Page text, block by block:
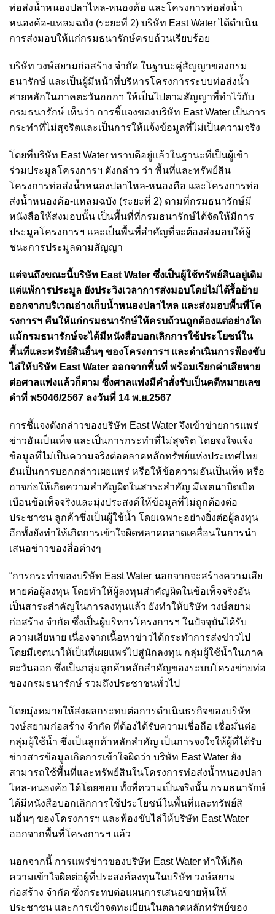
ท่อส่งน้ำหนองปลาไหล-หนองค้อ และโครงการท่อส่งน้ำ
หนองค้อ-แหลมฉบัง (ระยะที่ 2) บริษัท East Water ได้ดำเนิน
การส่งมอบให้แก่กรมธนารักษ์ครบถ้วนเรียบร้อย
บริษัท วงษ์สยามก่อสร้าง จำกัด ในฐานะคู่สัญญาของกรม
ธนารักษ์ และเป็นผู้มีหน้าที่บริหารโครงการระบบท่อส่งน้ำ
สายหลักในภาคตะวันออกฯ ให้เป็นไปตามสัญญาที่ทำไว้กับ
กรมธนารักษ์ เห็นว่า การชี้แจงของบริษัท East Water เป็นการ
กระทำที่ไม่สุจริตและเป็นการให้แจ้งข้อมูลที่ไม่เป็นความจริง
โดยที่บริษัท East Water ทราบดีอยู่แล้วในฐานะที่เป็นผู้เข้า
ร่วมประมูลโครงการฯ ดังกล่าว ว่า พื้นที่และทรัพย์สิน
โครงการท่อส่งน้ำหนองปลาไหล-หนองคือ และโครงการท่อ
ส่งน้ำหนองค้อ-แหลมฉบัง (ระยะที่ 2) ตามที่กรมธนารักษ์มี
หนังสือให้ส่งมอบนั้น เป็นพื้นที่ที่กรมธนารักษ์ได้จัดให้มีการ
ประมูลโครงการฯ และเป็นพื้นที่สำคัญที่จะต้องส่งมอบให้ผู้
ชนะการประมูลตามสัญญา
แต่จนถึงขณะนี้บริษัท East Water ซึ่งเป็นผู้ใช้ทรัพย์สินอยู่เดิม
แต่แพ้การประมูล ยังประวิงเวลาการส่งมอบโดยไม่ได้รื้อย้าย
ออกจากบริเวณอ่างเก็บน้ำหนองปลาไหล และส่งมอบพื้นที่โค
รงการฯ คืนให้แก่กรมธนารักษ์ให้ครบถ้วนถูกต้องแต่อย่างใด
แม้กรมธนารักษ์จะได้มีหนังสือบอกเลิกการใช้ประโยชน์ใน
พื้นที่และทรัพย์สินอื่นๆ ของโครงการฯ และดำเนินการฟ้องขับ
ไล่ให้บริษัท East Water ออกจากพื้นที่ พร้อมเรียกค่าเสียหาย
ต่อศาลแพ่งแล้วก็ตาม ซึ่งศาลแพ่งมีคำสั่งรับเป็นคดีหมายเลข
ดำที่ พ5046/2567 ลงวันที่ 14 พ.ย.2567
การชี้แจงดังกล่าวของบริษัท East Water จึงเข้าข่ายการแพร่
ข่าวอันเป็นเท็จ และเป็นการกระทำที่ไม่สุจริต โดยจงใจแจ้ง
ข้อมูลที่ไม่เป็นความจริงต่อตลาดหลักทรัพย์แห่งประเทศไทย
อันเป็นการบอกกล่าวเผยแพร่ หรือให้ข้อความอันเป็นเท็จ หรือ
อาจก่อให้เกิดความสำคัญผิดในสาระสำคัญ มีเจตนาบิดเบิด
เบือนข้อเท็จจริงและมุ่งประสงค์ให้ข้อมูลที่ไม่ถูกต้องต่อ
ประชาชน ลูกค้าซึ่งเป็นผู้ใช้น้ำ โดยเฉพาะอย่างยิ่งต่อผู้ลงทุน
อีกทั้งยังทำให้เกิดการเข้าใจผิดพลาดคลาดเคลื่อนในการนำ
เสนอข่าวของสื่อต่างๆ
“การกระทำของบริษัท East Water นอกจากจะสร้างความเสีย
หายต่อผู้ลงทุน โดยทำให้ผู้ลงทุนสำคัญผิดในข้อเท็จจริงอัน
เป็นสาระสำคัญในการลงทุนแล้ว ยังทำให้บริษัท วงษ์สยาม
ก่อสร้าง จำกัด ซึ่งเป็นผู้บริหารโครงการฯ ในปัจจุบันได้รับ
ความเสียหาย เนื่องจากเนื้อหาข่าวได้กระทำการส่งข่าวไป
โดยมีเจตนาให้เป็นที่เผยแพร่ไปสู่นักลงทุน กลุ่มผู้ใช้น้ำในภาค
ตะวันออก ซึ่งเป็นกลุ่มลูกค้าหลักสำคัญของระบบโครงข่ายท่อ
ของกรมธนารักษ์ รวมถึงประชาชนทั่วไป
โดยมุ่งหมายให้ส่งผลกระทบต่อการดำเนินธรกิจของบริษัท
วงษ์สยามก่อสร้าง จำกัด ที่ต้องได้รับความเชื่อถือ เชื่อมั่นต่อ
กลุ่มผู้ใช้น้ำ ซึ่งเป็นลูกค้าหลักสำคัญ เป็นการจงใจให้ผู้ที่ได้รับ
ข่าวสารข้อมูลเกิดการเข้าใจผิดว่า บริษัท East Water ยัง
สามารถใช้พื้นที่และทรัพย์สินในโครงการท่อส่งน้ำหนองปลา
ไหล-หนองค้อ ได้โดยชอบ ทั้งที่ความเป็นจริงนั้น กรมธนารักษ์
ได้มีหนังสือบอกเลิกการใช้ประโยชน์ในพื้นที่และทรัพย์สิ
นอื่นๆ ของโครงการฯ และฟ้องขับไล่ให้บริษัท East Water
ออกจากพื้นที่โครงการฯ แล้ว
นอกจากนี้ การแพร่ข่าวของบริษัท East Water ทำให้เกิด
ความเข้าใจผิดต่อผู้ที่ประสงค์ลงทุนในบริษัท วงษ์สยาม
ก่อสร้าง จำกัด ซึ่งกระทบต่อแผนการเสนอขายหุ้นให้
ประชาชน และการเข้าจดทะเบียนในตลาดหลักทรัพย์ของ